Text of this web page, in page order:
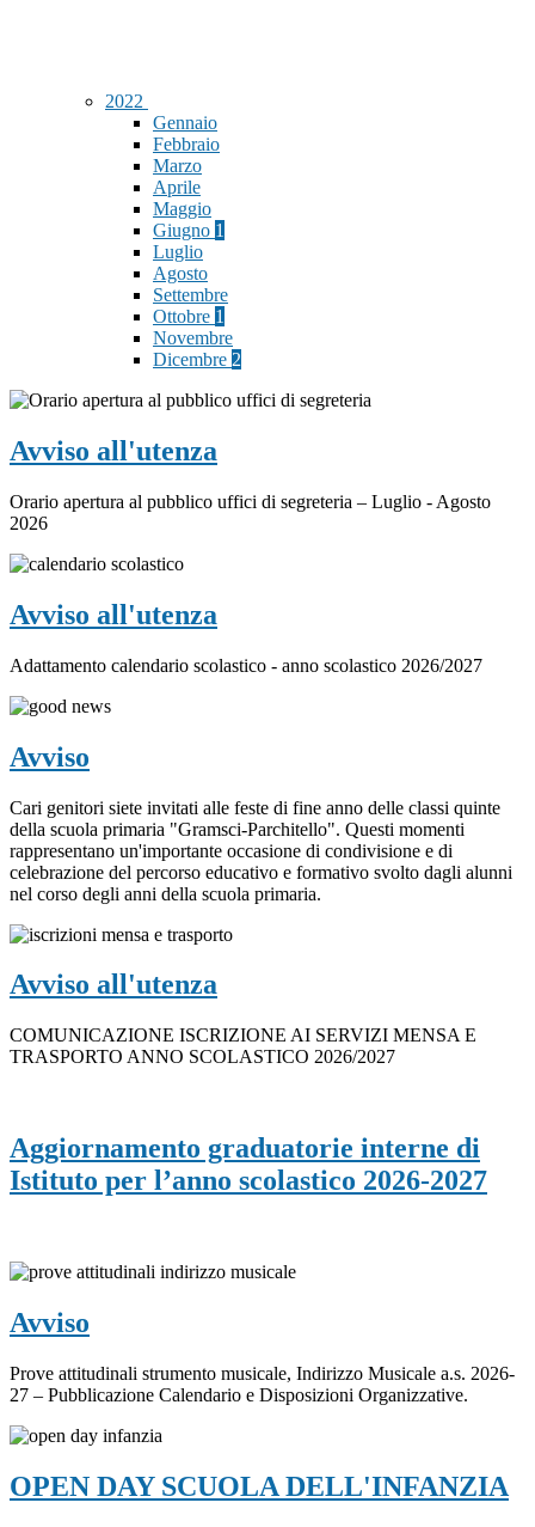
2022
Gennaio
Febbraio
Marzo
Aprile
Maggio
Giugno 1
Luglio
Agosto
Settembre
Ottobre 1
Novembre
Dicembre 2
Avviso all'utenza
Orario apertura al pubblico uffici di segreteria – Luglio - Agosto
2026
Avviso all'utenza
Adattamento calendario scolastico - anno scolastico 2026/2027
Avviso
Cari genitori siete invitati alle feste di fine anno delle classi quinte
della scuola primaria "Gramsci-Parchitello". Questi momenti
rappresentano un'importante occasione di condivisione e di
celebrazione del percorso educativo e formativo svolto dagli alunni
nel corso degli anni della scuola primaria.
Avviso all'utenza
COMUNICAZIONE ISCRIZIONE AI SERVIZI MENSA E
TRASPORTO ANNO SCOLASTICO 2026/2027
Aggiornamento graduatorie interne di
Istituto per l’anno scolastico 2026-2027
Avviso
Prove attitudinali strumento musicale, Indirizzo Musicale a.s. 2026-
27 – Pubblicazione Calendario e Disposizioni Organizzative.
OPEN DAY SCUOLA DELL'INFANZIA